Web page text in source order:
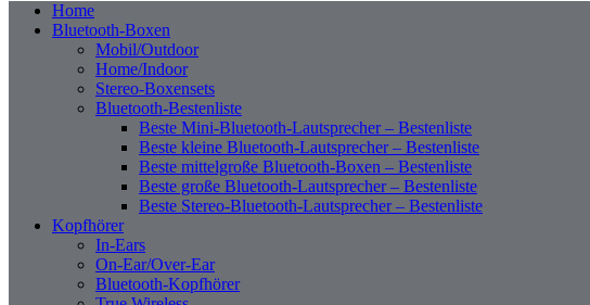
Home
Bluetooth-Boxen
Mobil/Outdoor
Home/Indoor
Stereo-Boxensets
Bluetooth-Bestenliste
Beste Mini-Bluetooth-Lautsprecher – Bestenliste
Beste kleine Bluetooth-Lautsprecher – Bestenliste
Beste mittelgroße Bluetooth-Boxen – Bestenliste
Beste große Bluetooth-Lautsprecher – Bestenliste
Beste Stereo-Bluetooth-Lautsprecher – Bestenliste
Kopfhörer
In-Ears
On-Ear/Over-Ear
Bluetooth-Kopfhörer